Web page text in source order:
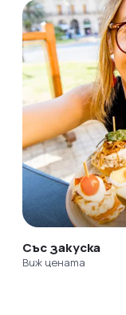
Със закуска
Виж цената